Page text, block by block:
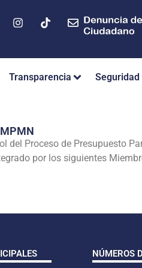
Transparencia Seguridad
del Proceso de Presupuesto
por los siguientes
NÚMEROS